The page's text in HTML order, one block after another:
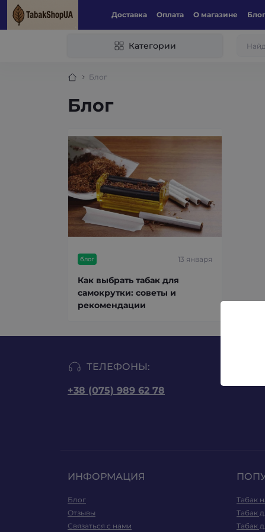
Доставка Оплата О магазине Блог
Категории
Блог
Блог
блог 13 января
Как выбрать табак для
самокрутки: советы и
рекомендации
ТЕЛЕФОНЫ:
+38 (075) 989 62 78
ИНФОРМАЦИЯ
Блог
Отзывы
Связаться с нами
Табак
Табак
Табак